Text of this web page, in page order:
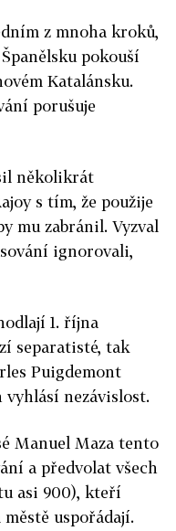
z mnoha kroků,
pokouší
Katalánsku.
porušuje
několikrát
s tím, že použije
mu zabránil. Vyzval
ignorovali,
1. října
separatisté, tak
Puigdemont
vyhlásí nezávislost.
Manuel Maza tento
a předvolat všech
asi 900), kteří
uspořádají.